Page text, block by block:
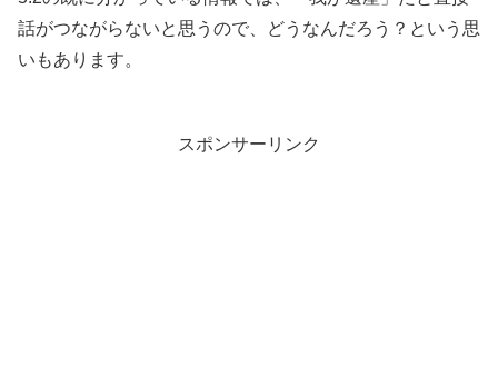
話がつながらないと思うので、どうなんだろう？という思
いもあります。
スポンサーリンク